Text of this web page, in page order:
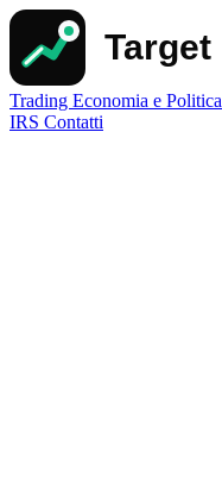
Trading Economia e Politica
IRS Contatti